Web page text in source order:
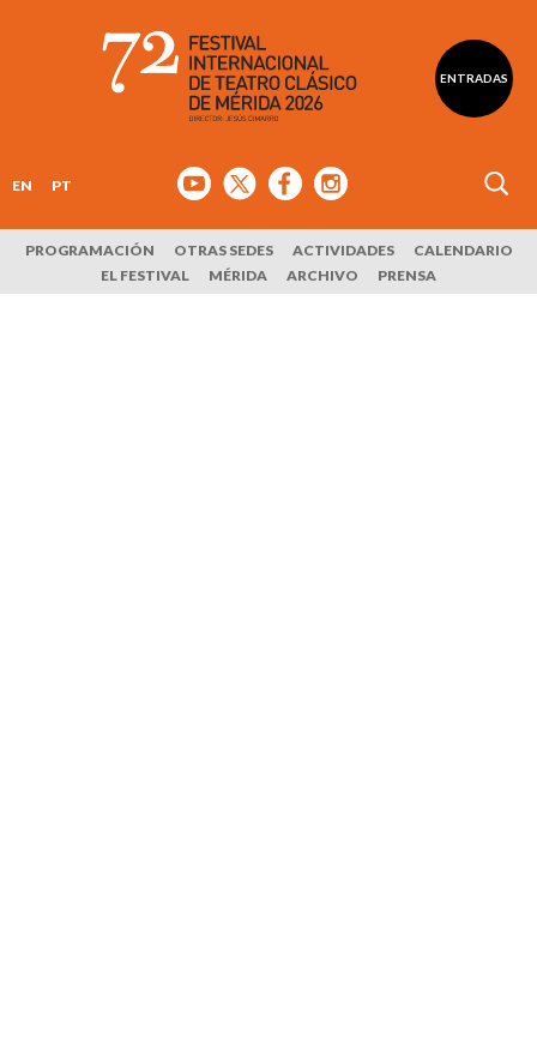
ENTRADAS
EN PT
PROGRAMACIÓN OTRAS SEDES ACTIVIDADES
CALENDARIO
EL FESTIVAL
MÉRIDA ARCHIVO PRENSA